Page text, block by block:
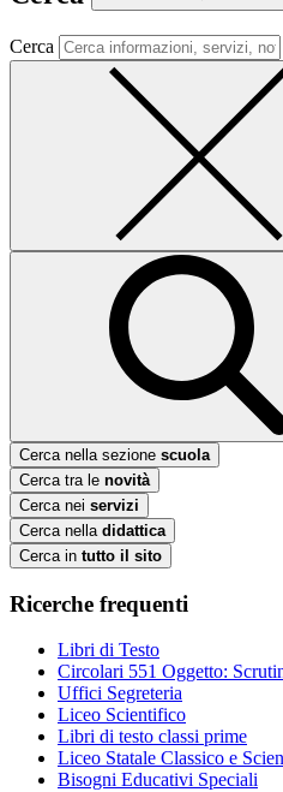
Cerca
Cerca nella sezione scuola
Cerca tra le novità
Cerca nei servizi
Cerca nella didattica
Cerca in tutto il sito
Ricerche frequenti
Libri di Testo
Circolari 551 Oggetto:
Uffici Segreteria
Liceo Scientifico
Libri di testo classi prime
Liceo Statale Classico e
Bisogni Educativi Speciali